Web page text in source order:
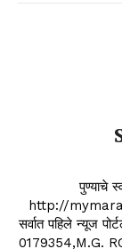
पुण्याचे
http://
सर्वात पहिले न्यूज
0179354,M.G.